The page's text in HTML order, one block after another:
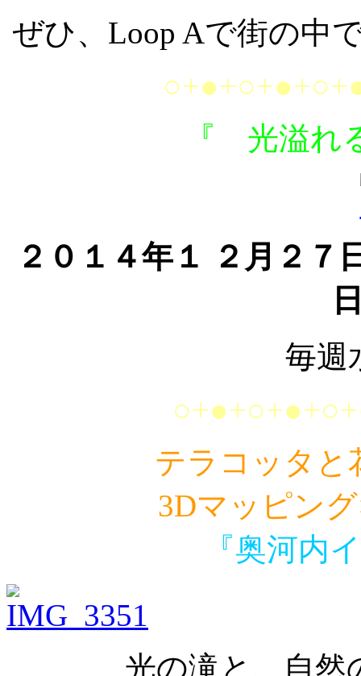
ぜひ、Loop Aで街の中
『 光溢れ
２０１４年１ ２月２７
毎週
テラコッタと
3Dマッピン
『奥河内
光の滝と、自然